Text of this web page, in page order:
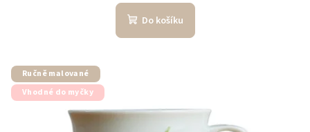
Do košíku
Ručně malované
Vhodné do myčky